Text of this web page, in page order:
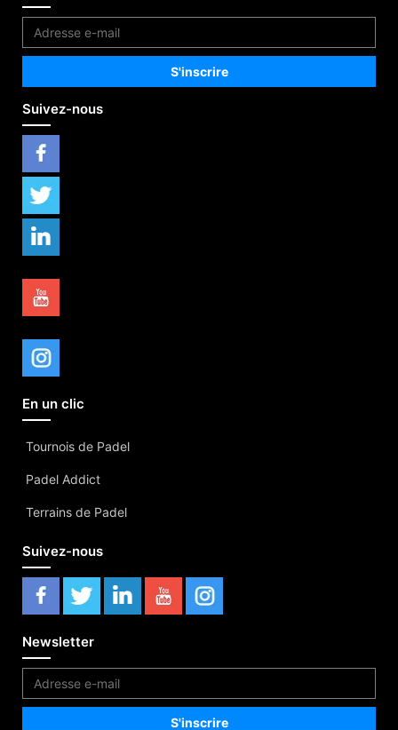
Suivez-nous
En un clic
Tournois de Padel
Padel Addict
Terrains de Padel
Suivez-nous
Newsletter